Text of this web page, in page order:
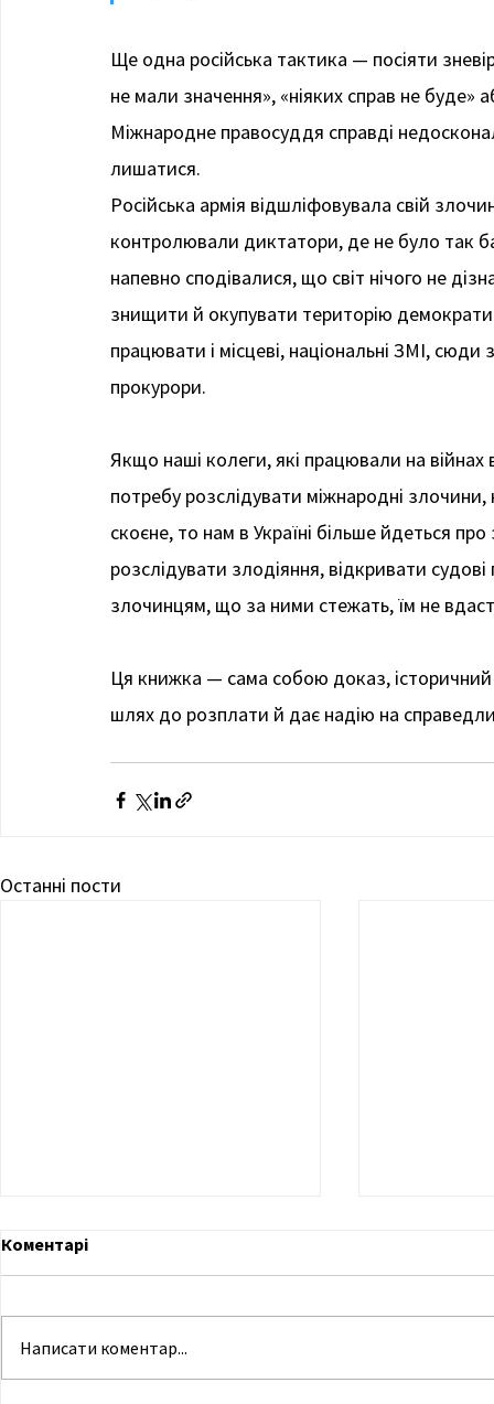
Ще одна російська тактика — посіяти
не мали значення», «ніяких справ не
Міжнародне правосуддя справді
лишатися.
Російська армія відшліфовувала свій
контролювали диктатори, де не було так
напевно сподівалися, що світ нічого не
знищити й окупувати територію
працювати і місцеві, національні ЗМІ,
прокурори.
Якщо наші колеги, які працювали на
потребу розслідувати міжнародні
скоєне, то нам в Україні більше йдеться
розслідувати злодіяння, відкривати
злочинцям, що за ними стежать, їм не
Ця книжка — сама собою доказ,
шлях до розплати й дає надію на
Останні пости
Коментарі
Написати коментар...